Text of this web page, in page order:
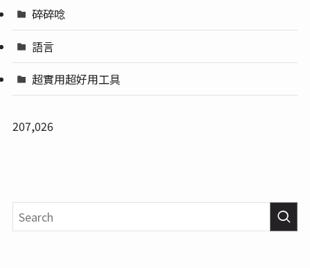
碎碎唸
語言
超實用超好用工具
207,026